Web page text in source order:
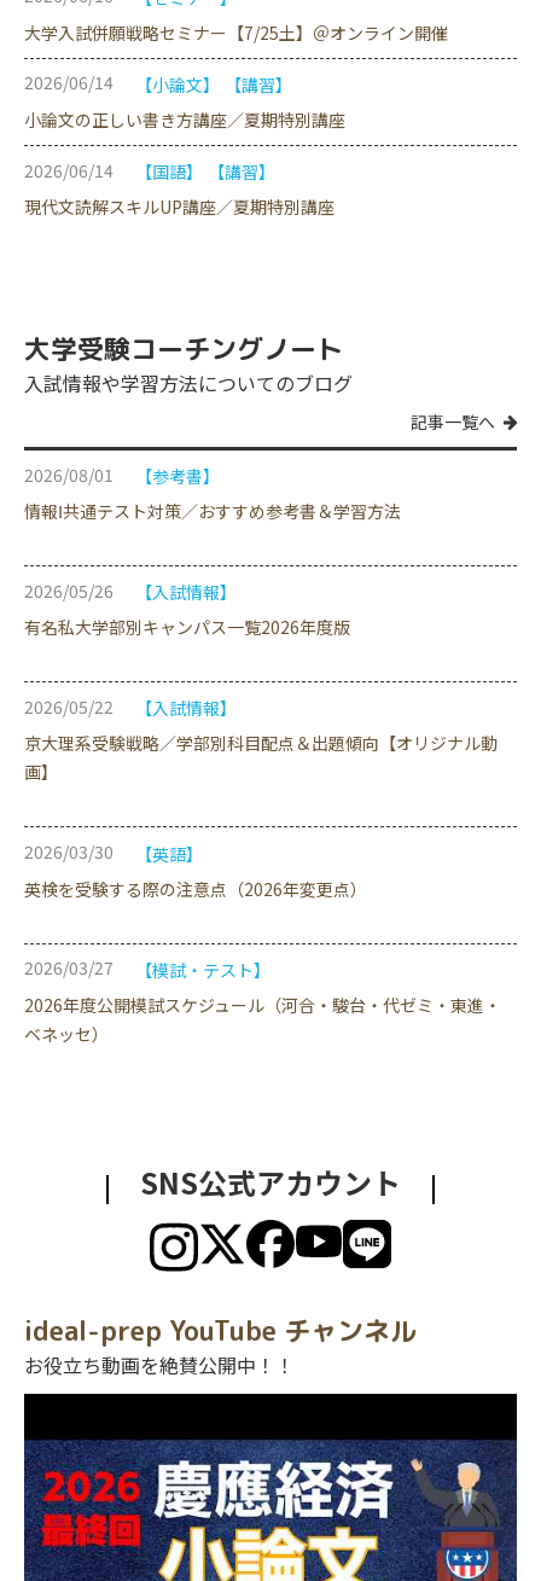
大学入試併願戦略セミナー【7/25土】＠オンライン開催
2026/06/14 【小論文】
【講習】
小論文の正しい書き方講座／夏期特別講座
2026/06/14 【国語】
【講習】
現代文読解スキルUP講座／夏期特別講座
大学受験コーチングノート
入試情報や学習方法についてのブログ
記事一覧へ
2026/08/01
【参考書】
情報Ⅰ共通テスト対策／おすすめ参考書＆学習方法
2026/05/26
【入試情報】
有名私大学部別キャンパス一覧2026年度版
2026/05/22
【入試情報】
京大理系受験戦略／学部別科目配点＆出題傾向【オリジナル動
画】
2026/03/30
【英語】
英検を受験する際の注意点（2026年変更点）
2026/03/27
【模試・テスト】
2026年度公開模試スケジュール（河合・駿台・代ゼミ・東進・
ベネッセ）
SNS公式アカウント
ideal-prep YouTube チャンネル
お役立ち動画を絶賛公開中！！